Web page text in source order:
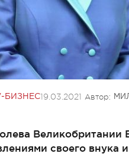
БИЗНЕС19.03.2021 Автор:
Великобритании
своего внука